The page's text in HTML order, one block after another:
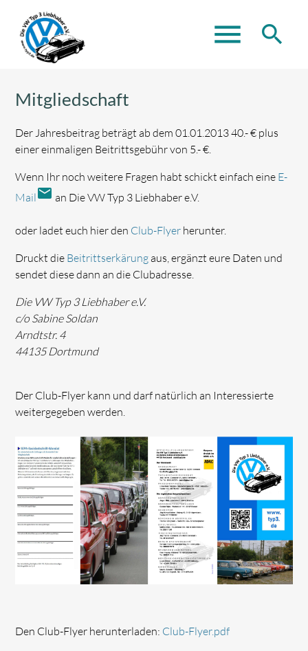
menu search
Suchbegriffe
Mitgliedschaft
Der Jahresbeitrag beträgt ab dem 01.01.2013 40.- € plus
einer einmaligen Beitrittsgebühr von 5.- €.
Wenn Ihr noch weitere Fragen habt schickt einfach eine E-
Mailmail an Die VW Typ 3 Liebhaber e.V.
oder ladet euch hier den Club-Flyer herunter.
Druckt die Beitrittserkärungaus, ergänzt eure Daten und
sendet diese dann an die Clubadresse.
Die VW Typ 3 Liebhaber e.V.
c/o Sabine Soldan
Arndtstr. 4
44135 Dortmund
Der Club-Flyer kann und darf natürlich an Interessierte
weitergegeben werden.
Den Club-Flyer herunterladen: Club-Flyer.pdf